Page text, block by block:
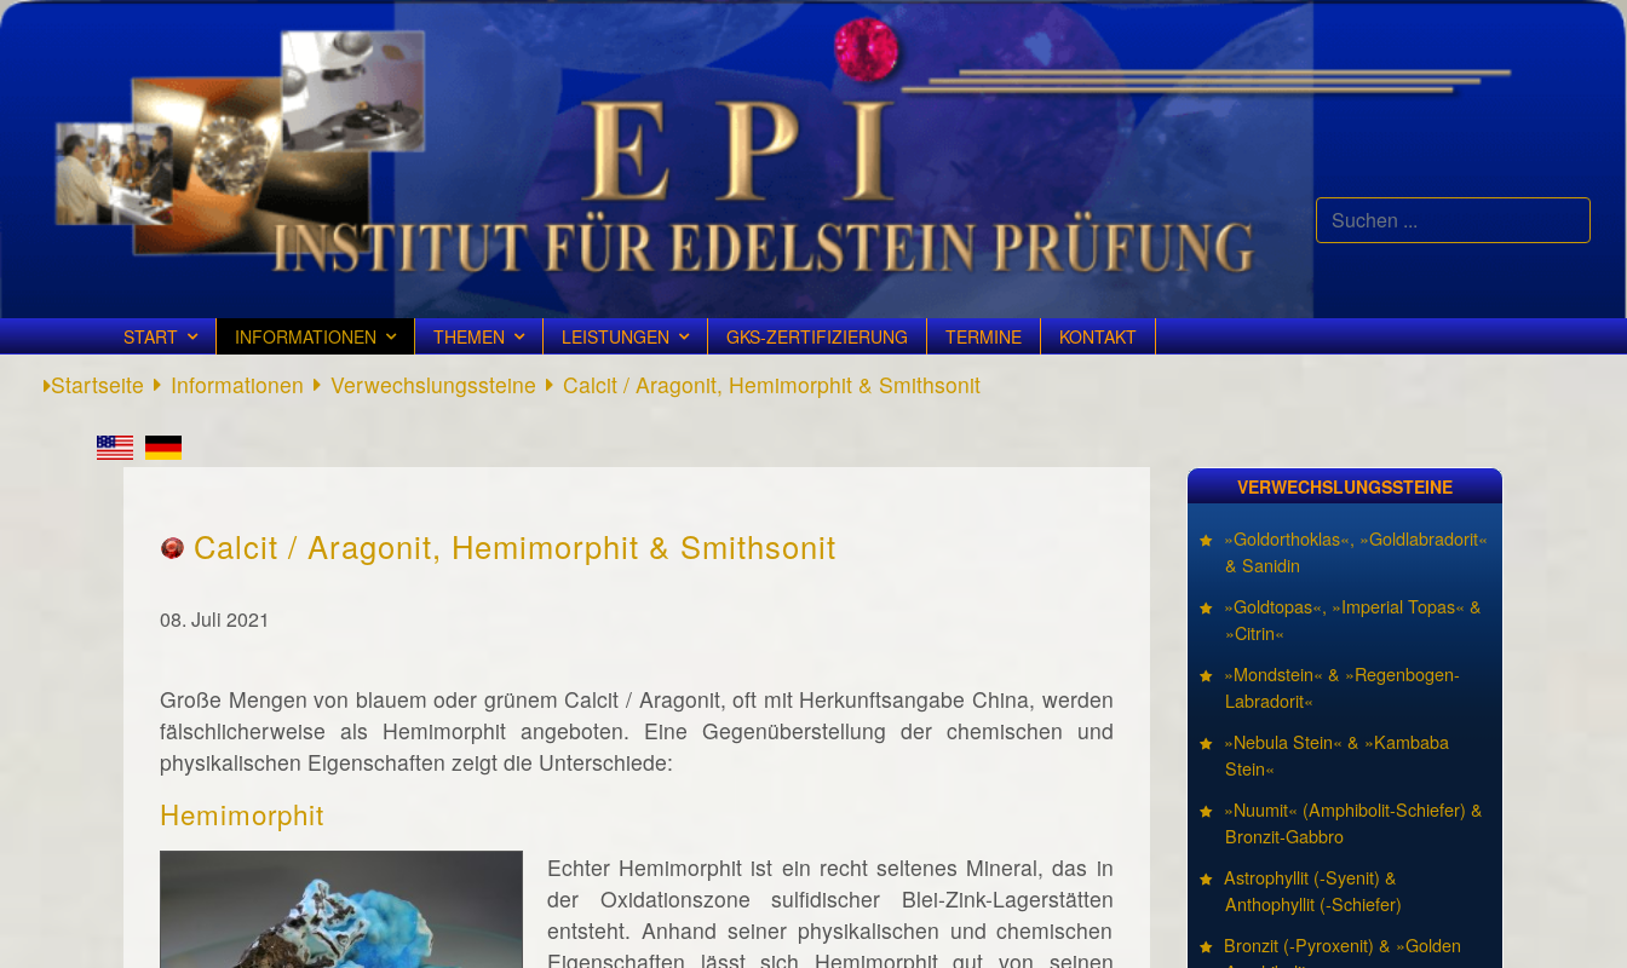
Suchen
...
START INFORMATIONEN THEMEN LEISTUNGEN GKS-ZERTIFIZIERUNG TERMINE KONTAKT
Startseite Informationen Verwechslungssteine Calcit / Aragonit, Hemimorphit & Smithsonit
Calcit / Aragonit, Hemimorphit & Smithsonit
08. Juli 2021
Große Mengen von blauem oder grünem Calcit / Aragonit, oft mit Herkunftsangabe China, werden
fälschlicherweise als Hemimorphit angeboten. Eine Gegenüberstellung der chemischen und
physikalischen Eigenschaften zeigt die Unterschiede:
Hemimorphit
Echter Hemimorphit ist ein recht seltenes Mineral, das in
der Oxidationszone sulfidischer Blei-Zink-Lagerstätten
entsteht. Anhand seiner physikalischen und chemischen
Eigenschaften lässt sich Hemimorphit gut von seinen
VERWECHSLUNGSSTEINE
»Goldorthoklas«, »Goldlabradorit«
& Sanidin
»Goldtopas«, »Imperial Topas« &
»Citrin«
»Mondstein« & »Regenbogen-
Labradorit«
»Nebula Stein« & »Kambaba
Stein«
»Nuumit« (Amphibolit-Schiefer) &
Bronzit-Gabbro
Astrophyllit (-Syenit) &
Anthophyllit (-Schiefer)
Bronzit (-Pyroxenit) & »Golden